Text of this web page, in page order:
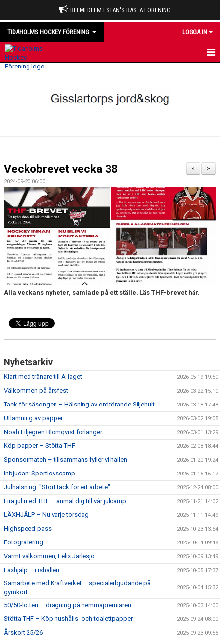
BLI MEDLEM I STAN'S BÄSTA FÖRENING
TIDAHOLMS HOCKEY FÖRENING LOGGA IN
MATCHER
DOMARE
MEDLEM
KIOSKEN
THF UNGDOMSPOLICY - RÖDA TRÅD
PROFILKLÄDER
TRISSBOLAGET
FÖRSÄKRING
>
<
Veckobrevet vecka 38
2024-09-20 06:00
Alla veckans nyheter, samlade på ett ställe. Läs THF-brevet här.
Nyhetsarkiv
Klart med tränare till A-laget 2026-05-19 19:50
Välkommen på årsfest 2026-03-22 15:10
Tack för säsongen – Hälsning av ordförande Siljehult 2026-03-18 17:48
Utlämning av papper 2026-03-02 19:05
Noah Liljegren Blomqvist förlänger 2026-03-01 13:29
Köp papper – Stötta THF 2026-02-08 18:44
Sponsormatch – tillsammans fyller vi hallen 2026-01-20 19:24
Inbjudan: Sportlovscamp 2026-01-15 16:17
Julhälsning: "Stort tack för ert arbete" 2025-12-24 08:00
Fira jul med THF – anmäl dig till vår julcamp 2025-11-21 14:02
LÄXHJÄLP – Nu varje torsdag 2025-11-11 14:49
Highspeed-pass 2025-10-23 13:54
Fotografering 2025-10-14 09:48
Varmt välkommen, Felix Järlesjö 2025-10-09 13:49
Läxhjälp – i ishallen 2025-10-05 17:37
Samarbete med Kraftverket – specialerbjudande på
gymkort
2025-10-04 15:32
50/50-lotteri – dragning på hemmapremiären 2025-10-03 14:00
Stötta THF – Köp hushålls- och toalettpapper 2025-09-24 08:00
Årskort 25/26 2025-09-23 09:55